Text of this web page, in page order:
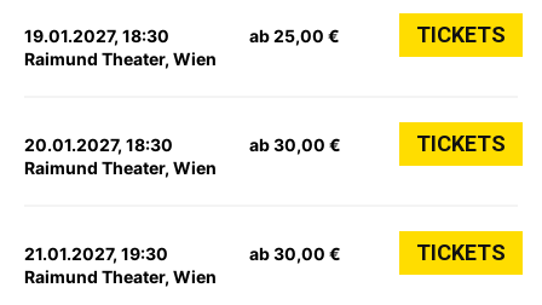
19.01.2027, 18:30
Raimund Theater, Wien
ab 25,00 € TICKETS
20.01.2027, 18:30
Raimund Theater, Wien
ab 30,00 € TICKETS
21.01.2027, 19:30
Raimund Theater, Wien
ab 30,00 € TICKETS